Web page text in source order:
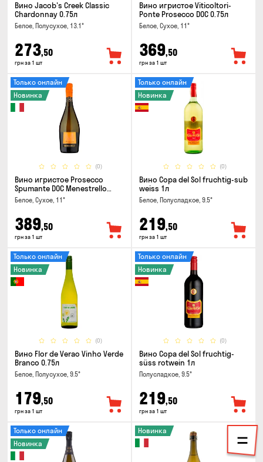
Вино Jacob's Creek Classic
Chardonnay 0.75л
Белое, Полусухое, 13.1°
273,50
грн за 1 шт
Вино игристое Viticoltori-
Ponte Prosecco DOC 0.75л
Белое, Сухое, 11°
369,50
грн за 1 шт
(0)
Только онлайн
Новинка
Вино игристое Prosecco
Spumante DOC Menestrello
0.75л
Белое, Сухое, 11°
389,50
грн за 1 шт
(0)
Только онлайн
Новинка
Вино Copa del Sol fruchtig-sub
weiss 1л
Белое, Полусладкое, 9.5°
219,50
грн за 1 шт
(0)
Только онлайн
Новинка
Вино Flor de Verao Vinho Verde
Branco 0.75л
Белое, Полусухое, 9.5°
179,50
грн за 1 шт
(0)
Только онлайн
Новинка
Вино Copa del Sol fruchtig-
süss rotwein 1л
Полусладкое, 9.5°
219,50
грн за 1 шт
Только онлайн
Новинка
Новинка